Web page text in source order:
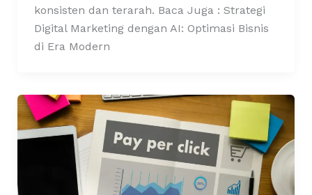
konsisten dan terarah. Baca Juga : Strategi
Digital Marketing dengan AI: Optimasi Bisnis
di Era Modern